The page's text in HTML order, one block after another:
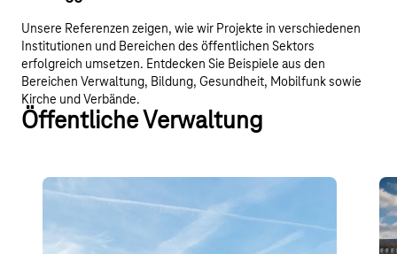
Unsere Referenzen zeigen, wie wir Projekte in verschiedenen
Institutionen und Bereichen des öffentlichen Sektors
erfolgreich umsetzen. Entdecken Sie Beispiele aus den
Bereichen Verwaltung, Bildung, Gesundheit, Mobilfunk sowie
Kirche und Verbände.
Öffentliche Verwaltung
Deutsche Rentenversicherung
Hessen